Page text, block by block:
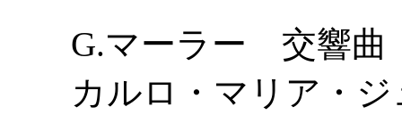
G.マーラー 交響曲
カルロ・マリア・ジ